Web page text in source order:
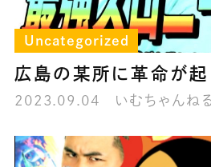
Uncategorized
広島の某所に革命が起
2023.09.04 いむちゃんね